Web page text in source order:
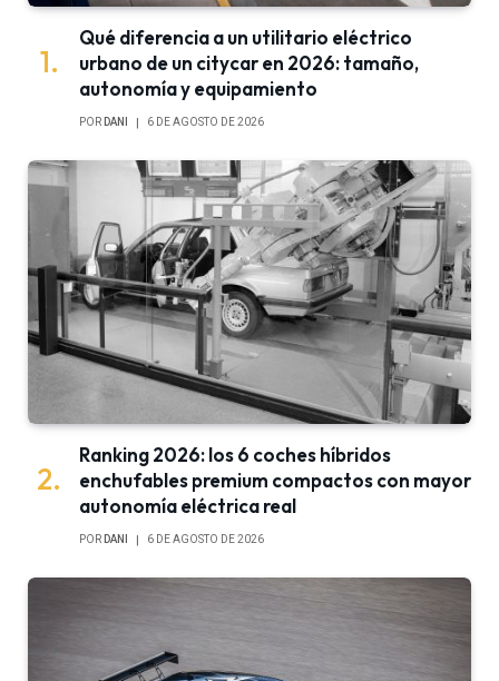
Qué diferencia a un utilitario eléctrico
urbano de un citycar en 2026: tamaño,
autonomía y equipamiento
POR DANI 6 DE AGOSTO DE 2026
Ranking 2026: los 6 coches híbridos
enchufables premium compactos con mayor
autonomía eléctrica real
POR DANI 6 DE AGOSTO DE 2026